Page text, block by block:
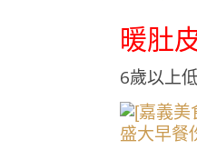
暖肚
6歲以上